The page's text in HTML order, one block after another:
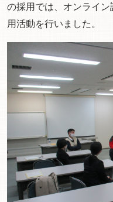
の採用では、オンライ
用活動を行いました。